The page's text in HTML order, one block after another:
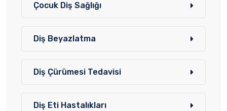
Çocuk Diş Sağlığı
Diş Beyazlatma
Diş Çürümesi Tedavisi
Diş Eti Hastalıkları